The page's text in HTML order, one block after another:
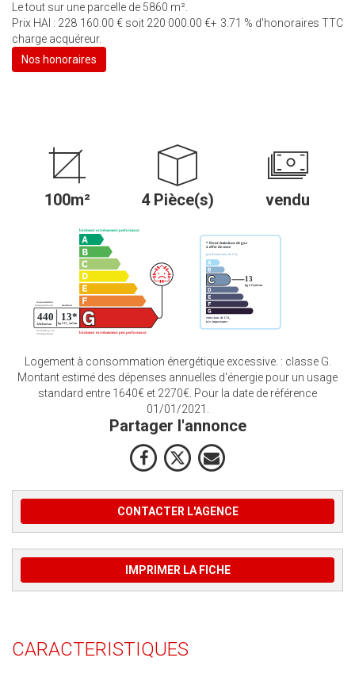
Le tout sur une parcelle de 5860 m².
Prix HAI : 228 160.00 € soit 220 000.00 €+ 3.71 % d'honoraires TTC
charge acquéreur.
Nos honoraires
100m² 4 Pièce(s) vendu
Logement à consommation énergétique excessive. : classe G.
Montant estimé des dépenses annuelles d'énergie pour un usage
standard entre 1640€ et 2270€. Pour la date de référence
01/01/2021.
Partager l'annonce
CONTACTER L'AGENCE
IMPRIMER LA FICHE
CARACTERISTIQUES